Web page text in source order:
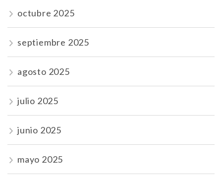
octubre 2025
septiembre 2025
agosto 2025
julio 2025
junio 2025
mayo 2025